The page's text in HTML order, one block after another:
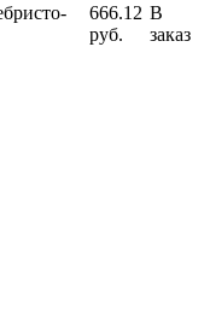
666.12
руб.
В
заказ